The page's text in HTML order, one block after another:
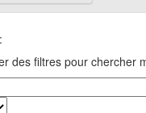
des filtres pour chercher